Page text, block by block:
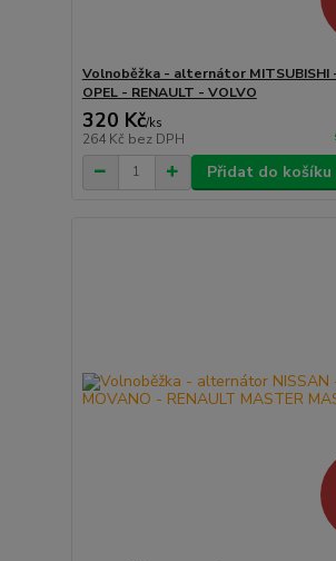
Volnoběžka - alternátor MITSUBISHI
OPEL - RENAULT - VOLVO
320 Kč/ks
264 Kč bez DPH
Přidat do košíku